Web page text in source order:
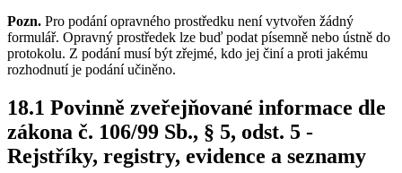
Pozn. Pro podání opravného prostředku není vytvořen žádný
formulář. Opravný prostředek lze buď podat písemně nebo ústně do
protokolu. Z podání musí být zřejmé, kdo jej činí a proti jakému
rozhodnutí je podání učiněno.
18.1 Povinně zveřejňované informace dle
zákona č. 106/99 Sb., § 5, odst. 5 -
Rejstříky, registry, evidence a seznamy